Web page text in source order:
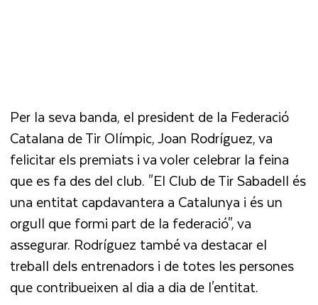
Per la seva banda, el president de la Federació
Catalana de Tir Olímpic, Joan Rodríguez, va
felicitar els premiats i va voler celebrar la feina
que es fa des del club. "El Club de Tir Sabadell és
una entitat capdavantera a Catalunya i és un
orgull que formi part de la federació", va
assegurar. Rodríguez també va destacar el
treball dels entrenadors i de totes les persones
que contribueixen al dia a dia de l'entitat.